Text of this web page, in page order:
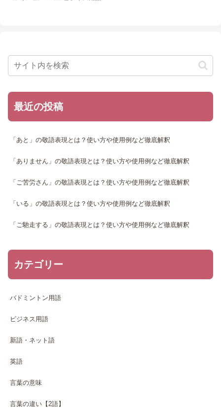
最近の投稿
「あと」の敬語表現とは？使い方や使用例など徹底解釈
「ありません」の敬語表現とは？使い方や使用例など徹底解釈
「ご苦労さん」の敬語表現とは？使い方や使用例など徹底解釈
「いる」の敬語表現とは？使い方や使用例など徹底解釈
「ご馳走する」の敬語表現とは？使い方や使用例など徹底解釈
カテゴリー
バドミントン用語
ビジネス用語
新語・ネット語
英語
言葉の意味
言葉の違い【2語】